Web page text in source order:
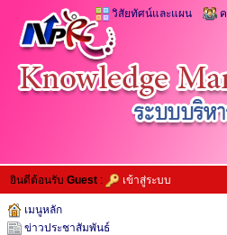
วิสัยทัศน์และแผน
ยินดีต้อนรับ Guest : เข้าสู่ระบบ
เมนูหลัก
ข่าวประชาสัมพันธ์